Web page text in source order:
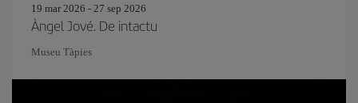
19 mar 2026 - 27 sep 2026
Àngel Jové. De intactu
Museu Tàpies